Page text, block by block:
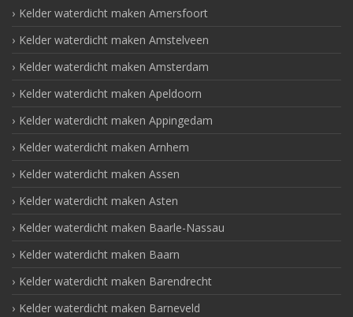
Kelder waterdicht maken Amersfoort
Kelder waterdicht maken Amstelveen
Kelder waterdicht maken Amsterdam
Kelder waterdicht maken Apeldoorn
Kelder waterdicht maken Appingedam
Kelder waterdicht maken Arnhem
Kelder waterdicht maken Assen
Kelder waterdicht maken Asten
Kelder waterdicht maken Baarle-Nassau
Kelder waterdicht maken Baarn
Kelder waterdicht maken Barendrecht
Kelder waterdicht maken Barneveld